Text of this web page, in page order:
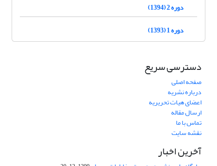
دوره 2 (1394)
دوره 1 (1393)
دسترسی سریع
صفحه اصلی
درباره نشریه
اعضای هیات تحریریه
ارسال مقاله
تماس با ما
نقشه سایت
آخرین اخبار